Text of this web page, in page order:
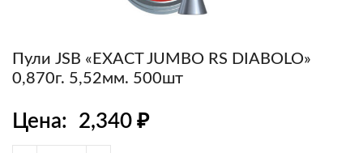
Пули JSB «EXACT JUMBO RS DIABOLO»
0,870г. 5,52мм. 500шт
Цена: 2,340 ₽